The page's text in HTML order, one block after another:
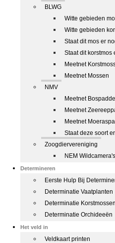
BLWG
Witte gebieden
Witte gebieden
Staat dit mos er
Staat dit korstmos
Meetnet
Meetnet Mossen
NMV
Meetnet
Meetnet
Meetnet
Staat deze soort
Zoogdiervereniging
NEM Wildcamera's
Determineren
Eerste Hulp Bij
Determinatie Vaatplanten
Determinatie Korstmossen
Determinatie Orchideeën
Het veld in
Veldkaart printen